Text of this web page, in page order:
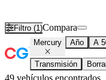
Filtro (1)Compara
Mercury Año A
Transmisión